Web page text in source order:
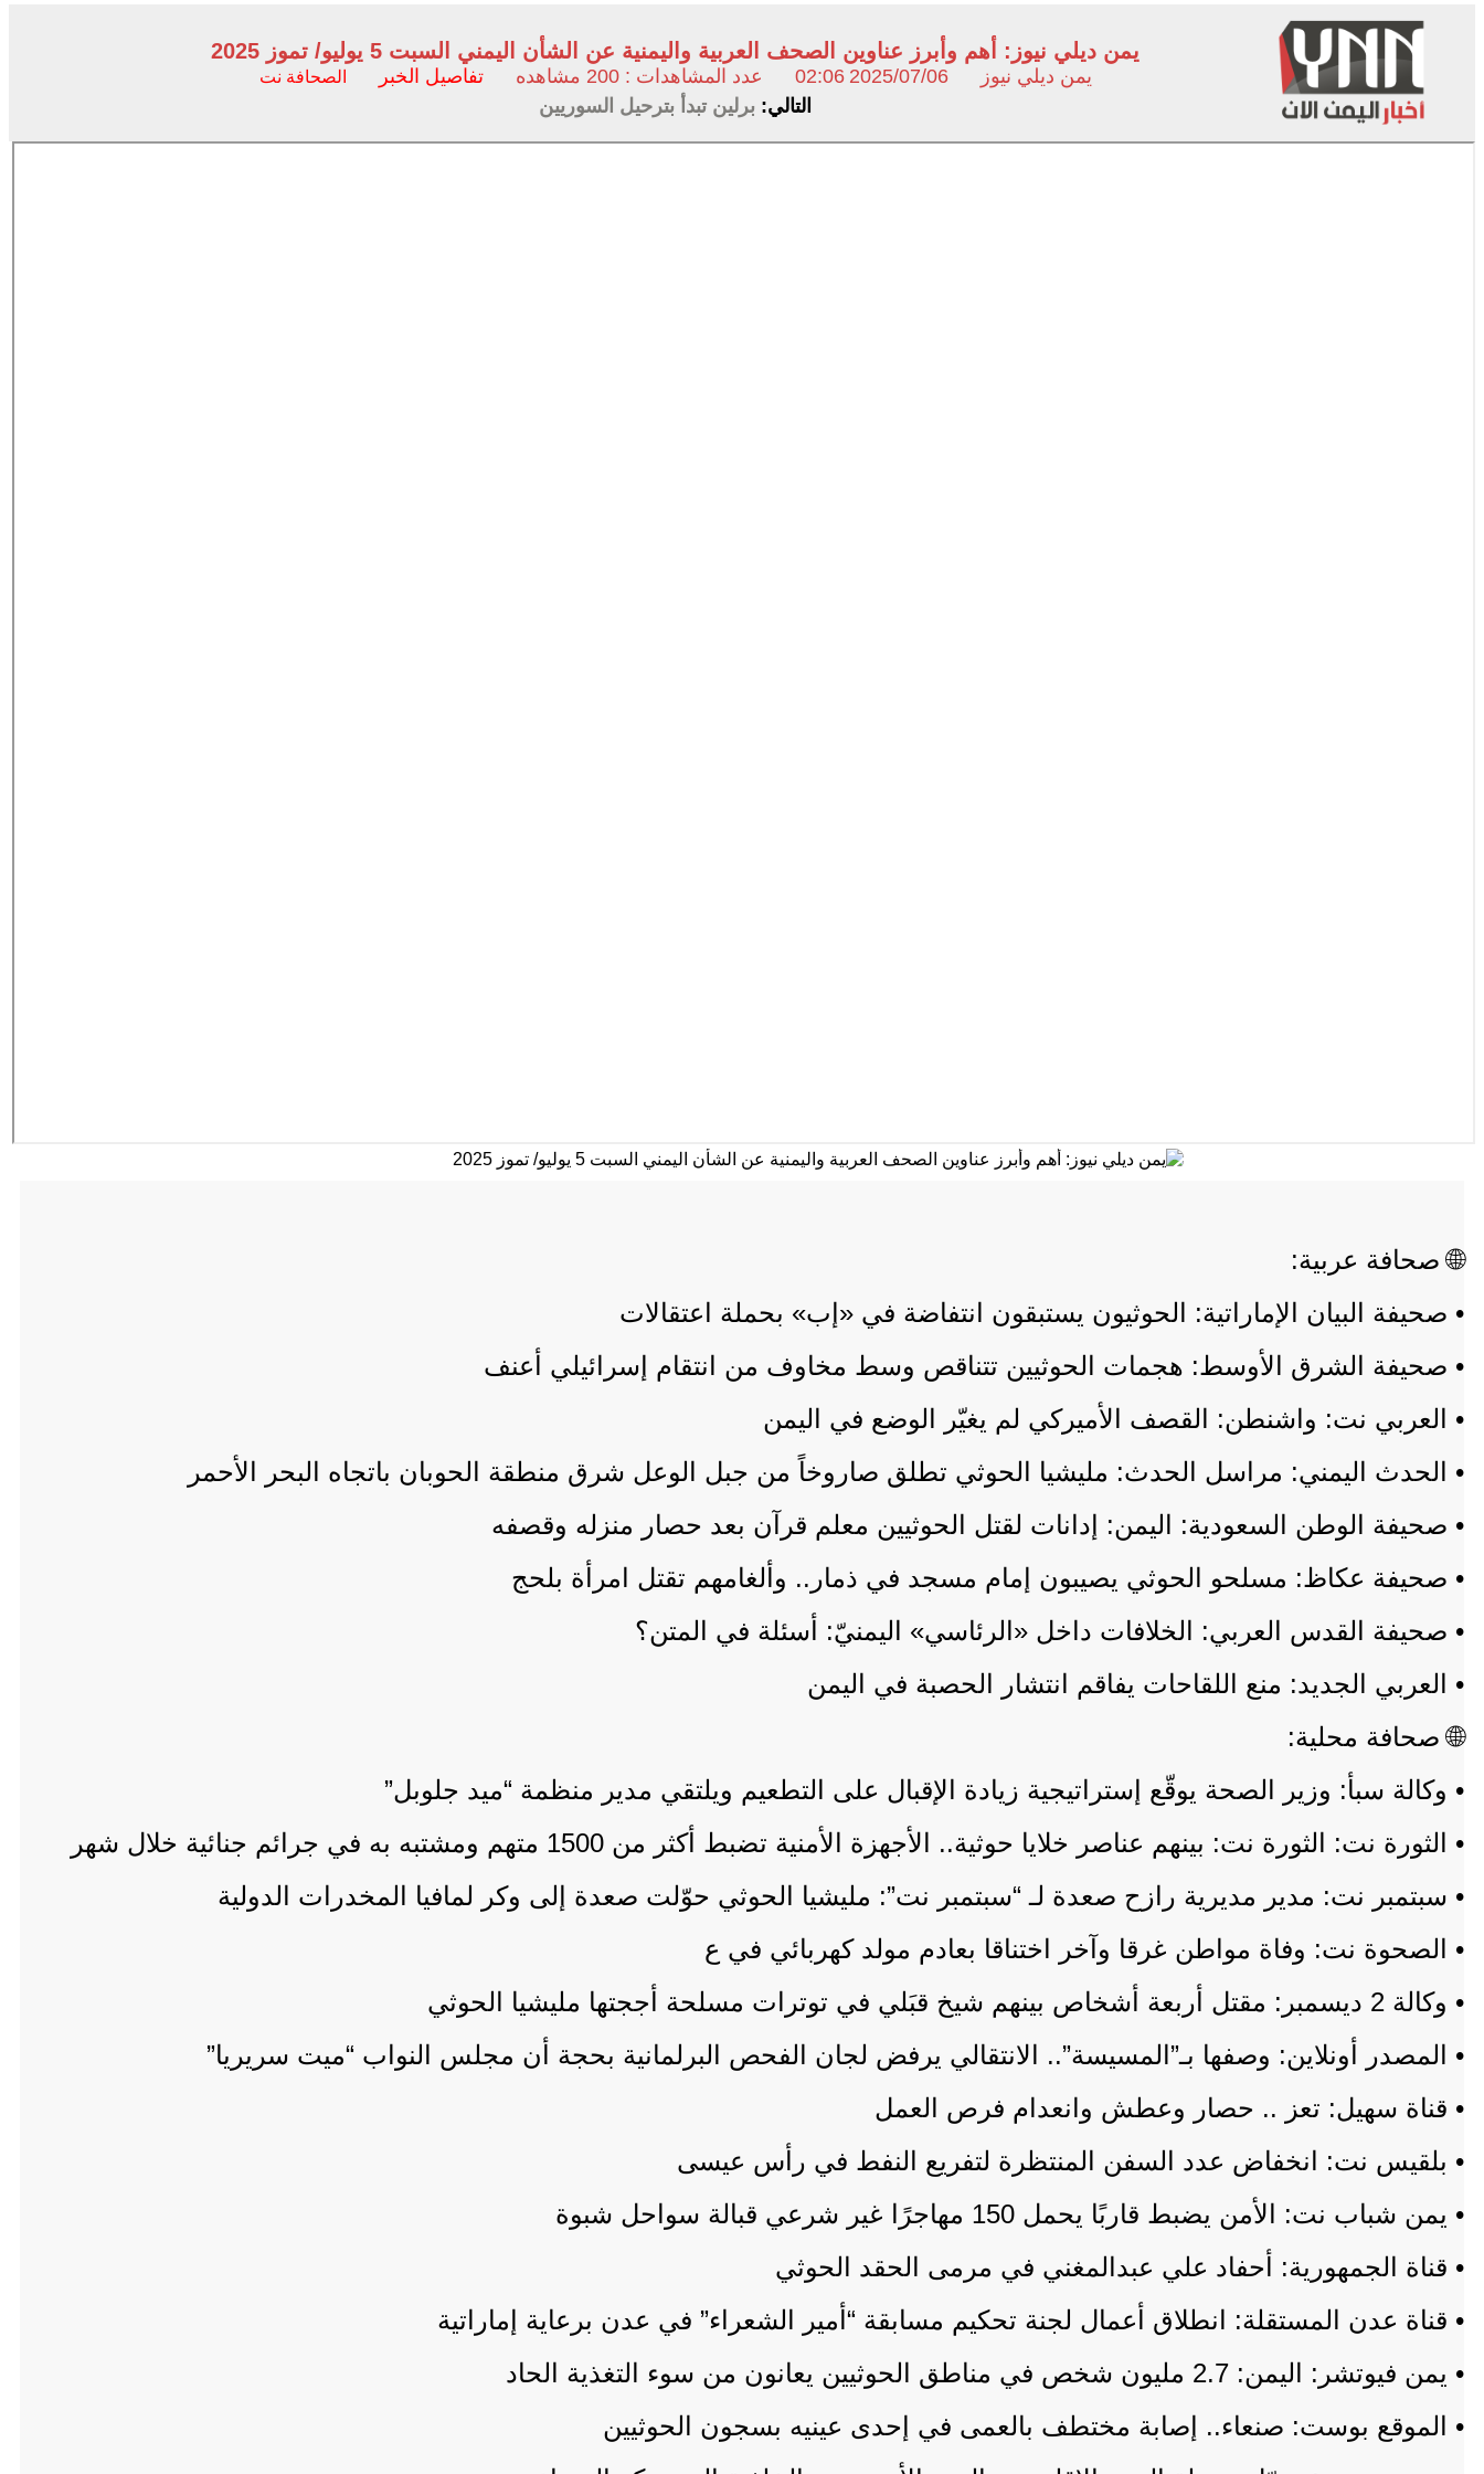
يمن ديلي نيوز: أهم وأبرز عناوين الصحف العربية واليمنية عن الشأن اليمني السبت 5 يوليو/ تموز 2025
يمن ديلي نيوز 2025/07/06
02:06 عدد المشاهدات : 200 مشاهده تفاصيل الخبر الصحافة نت
التالي: برلين تبدأ بترحيل السوريين
🌐 صحافة عربية:
• صحيفة البيان الإماراتية: الحوثيون يستبقون انتفاضة في «إب» بحملة اعتقالات
• صحيفة الشرق الأوسط: هجمات الحوثيين تتناقص وسط مخاوف من انتقام إسرائيلي أعنف
• العربي نت: واشنطن: القصف الأميركي لم يغيّر الوضع في اليمن
• الحدث اليمني: مراسل الحدث: مليشيا الحوثي تطلق صاروخاً من جبل الوعل شرق منطقة الحوبان باتجاه البحر الأحمر
• صحيفة الوطن السعودية: اليمن: إدانات لقتل الحوثيين معلم قرآن بعد حصار منزله وقصفه
• صحيفة عكاظ: مسلحو الحوثي يصيبون إمام مسجد في ذمار.. وألغامهم تقتل امرأة بلحج
• صحيفة القدس العربي: الخلافات داخل «الرئاسي» اليمنيّ: أسئلة في المتن؟
• العربي الجديد: منع اللقاحات يفاقم انتشار الحصبة في اليمن
🌐 صحافة محلية:
• وكالة سبأ: وزير الصحة يوقّع إستراتيجية زيادة الإقبال على التطعيم ويلتقي مدير منظمة “ميد جلوبل”
• الثورة نت: ‏الثورة نت: ‏بينهم عناصر خلايا حوثية.. الأجهزة الأمنية تضبط أكثر من 1500 متهم ومشتبه به في جرائم جنائية خلال شهر
• سبتمبر نت: مدير مديرية رازح صعدة لـ “سبتمبر نت”: مليشيا الحوثي حوّلت صعدة إلى وكر لمافيا المخدرات الدولية
• الصحوة نت: وفاة مواطن غرقا وآخر اختناقا بعادم مولد كهربائي في ع
• وكالة 2 ديسمبر: مقتل أربعة أشخاص بينهم شيخ قبَلي في توترات مسلحة أججتها مليشيا الحوثي
• المصدر أونلاين: وصفها بـ”المسيسة”.. الانتقالي يرفض لجان الفحص البرلمانية بحجة أن مجلس النواب “ميت سريريا”
• قناة سهيل: تعز .. حصار وعطش وانعدام فرص العمل
• بلقيس نت: انخفاض عدد السفن المنتظرة لتفريع النفط في رأس عيسى
• يمن شباب نت: الأمن يضبط قاربًا يحمل 150 مهاجرًا غير شرعي قبالة سواحل شبوة
• قناة الجمهورية: أحفاد علي عبدالمغني في مرمى الحقد الحوثي
• قناة عدن المستقلة: انطلاق أعمال لجنة تحكيم مسابقة “أمير الشعراء” في عدن برعاية إماراتية
• يمن فيوتشر: اليمن: 2.7 مليون شخص في مناطق الحوثيين يعانون من سوء التغذية الحاد
• الموقع بوست: صنعاء.. إصابة مختطف بالعمى في إحدى عينيه بسجون الحوثيين